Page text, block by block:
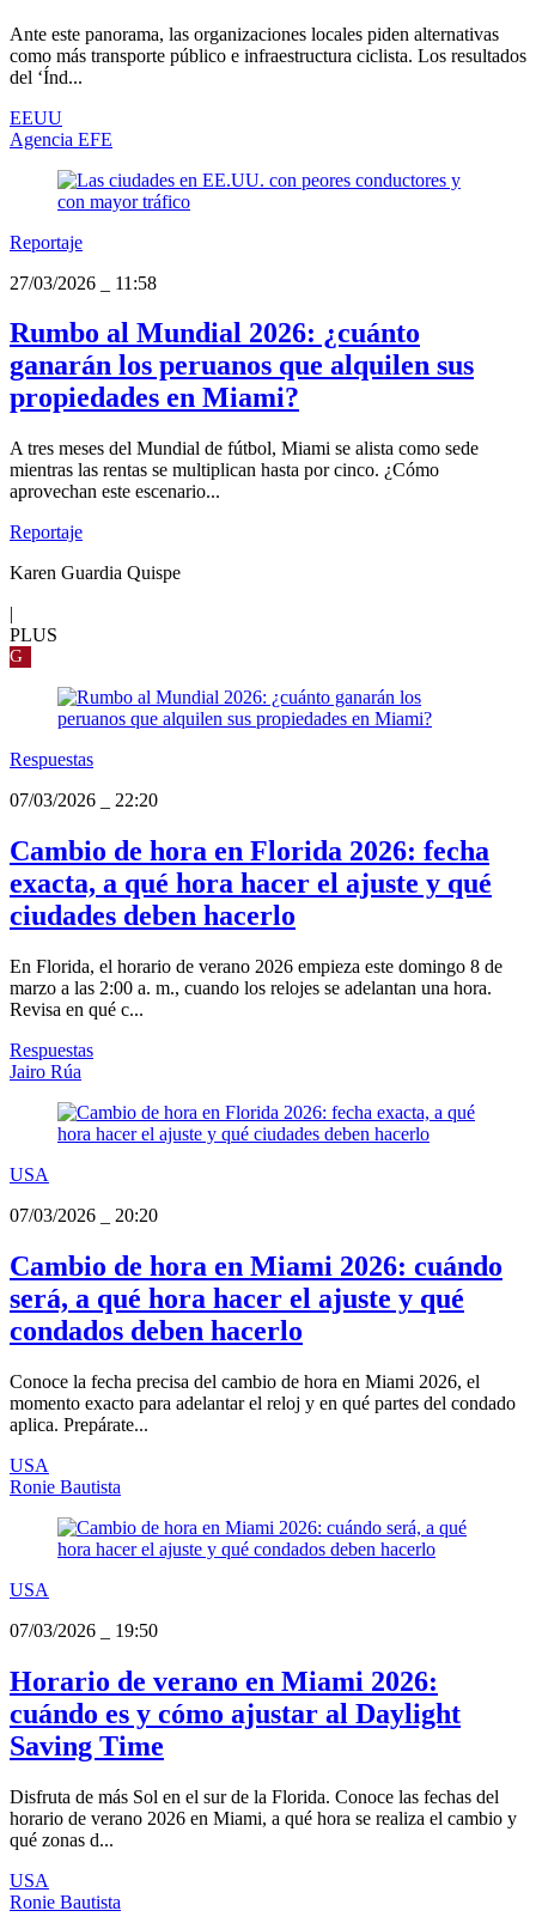
Ante este panorama, las organizaciones locales piden alternativas
como más transporte público e infraestructura ciclista. Los resultados
del ‘Índ...
EEUU
Agencia EFE
Reportaje
27/03/2026
11:58
Rumbo al Mundial 2026: ¿cuánto
ganarán los peruanos que alquilen sus
propiedades en Miami?
A tres meses del Mundial de fútbol, Miami se alista como sede
mientras las rentas se multiplican hasta por cinco. ¿Cómo
aprovechan este escenario...
Reportaje
Karen Guardia Quispe
|
PLUS
G
Respuestas
07/03/2026
22:20
Cambio de hora en Florida 2026: fecha
exacta, a qué hora hacer el ajuste y qué
ciudades deben hacerlo
En Florida, el horario de verano 2026 empieza este domingo 8 de
marzo a las 2:00 a. m., cuando los relojes se adelantan una hora.
Revisa en qué c...
Respuestas
Jairo Rúa
USA
07/03/2026
20:20
Cambio de hora en Miami 2026: cuándo
será, a qué hora hacer el ajuste y qué
condados deben hacerlo
Conoce la fecha precisa del cambio de hora en Miami 2026, el
momento exacto para adelantar el reloj y en qué partes del condado
aplica. Prepárate...
USA
Ronie Bautista
USA
07/03/2026
19:50
Horario de verano en Miami 2026:
cuándo es y cómo ajustar al Daylight
Saving Time
Disfruta de más Sol en el sur de la Florida. Conoce las fechas del
horario de verano 2026 en Miami, a qué hora se realiza el cambio y
qué zonas d...
USA
Ronie Bautista